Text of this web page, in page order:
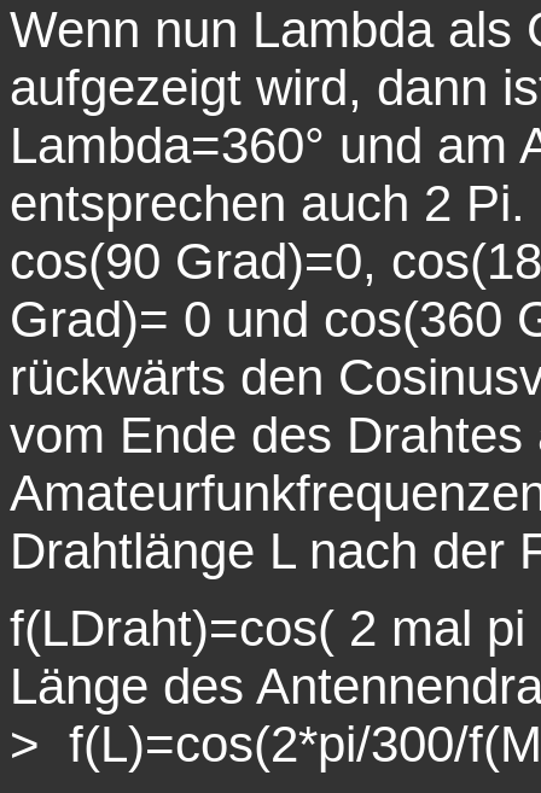
Wenn nun Lambda als
aufgezeigt wird, dann
Lambda=360° und am
entsprechen auch 2
cos(90 Grad)=0,
Grad)= 0 und cos(360
rückwärts den
vom Ende des
Drahtlänge L nach
f(LDraht)=cos( 2 mal
Länge des
> f(L)=cos(2*pi/300/